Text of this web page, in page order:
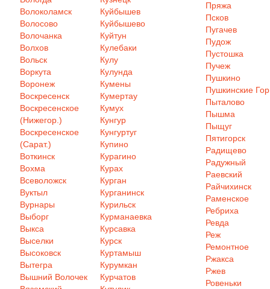
Волоколамск
Волосово
Волочанка
Волхов
Вольск
Воркута
Воронеж
Воскресенск
Воскресенское
(Нижегор.)
Воскресенское
(Сарат.)
Воткинск
Вохма
Всеволожск
Вуктыл
Вурнары
Выборг
Выкса
Выселки
Высоковск
Вытегра
Вышний Волочек
Куйбышев
Куйбышево
Куйтун
Кулебаки
Кулу
Кулунда
Кумены
Кумертау
Кумух
Кунгур
Кунгуртуг
Купино
Курагино
Курах
Курган
Курганинск
Курильск
Курманаевка
Курсавка
Курск
Куртамыш
Курумкан
Курчатов
Пряжа
Псков
Пугачев
Пудож
Пустошка
Пучеж
Пушкино
Пушкинские
Пыталово
Пышма
Пыщуг
Пятигорск
Радищево
Радужный
Раевский
Райчихинск
Раменское
Ребриха
Ревда
Реж
Ремонтное
Ржакса
Ржев
Ровеньки